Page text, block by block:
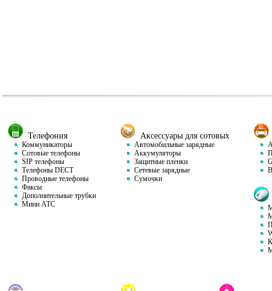
Телефония
Коммуникаторы
Сотовые телефоны
SIP телефоны
Телефоны DECT
Проводные телефоны
Факсы
Дополнительные трубки
Мини АТС
Аксессуары для сотовых
Автомобильные зарядные
Аккумуляторы
Защитные пленки
Сетевые зарядные
Сумочки